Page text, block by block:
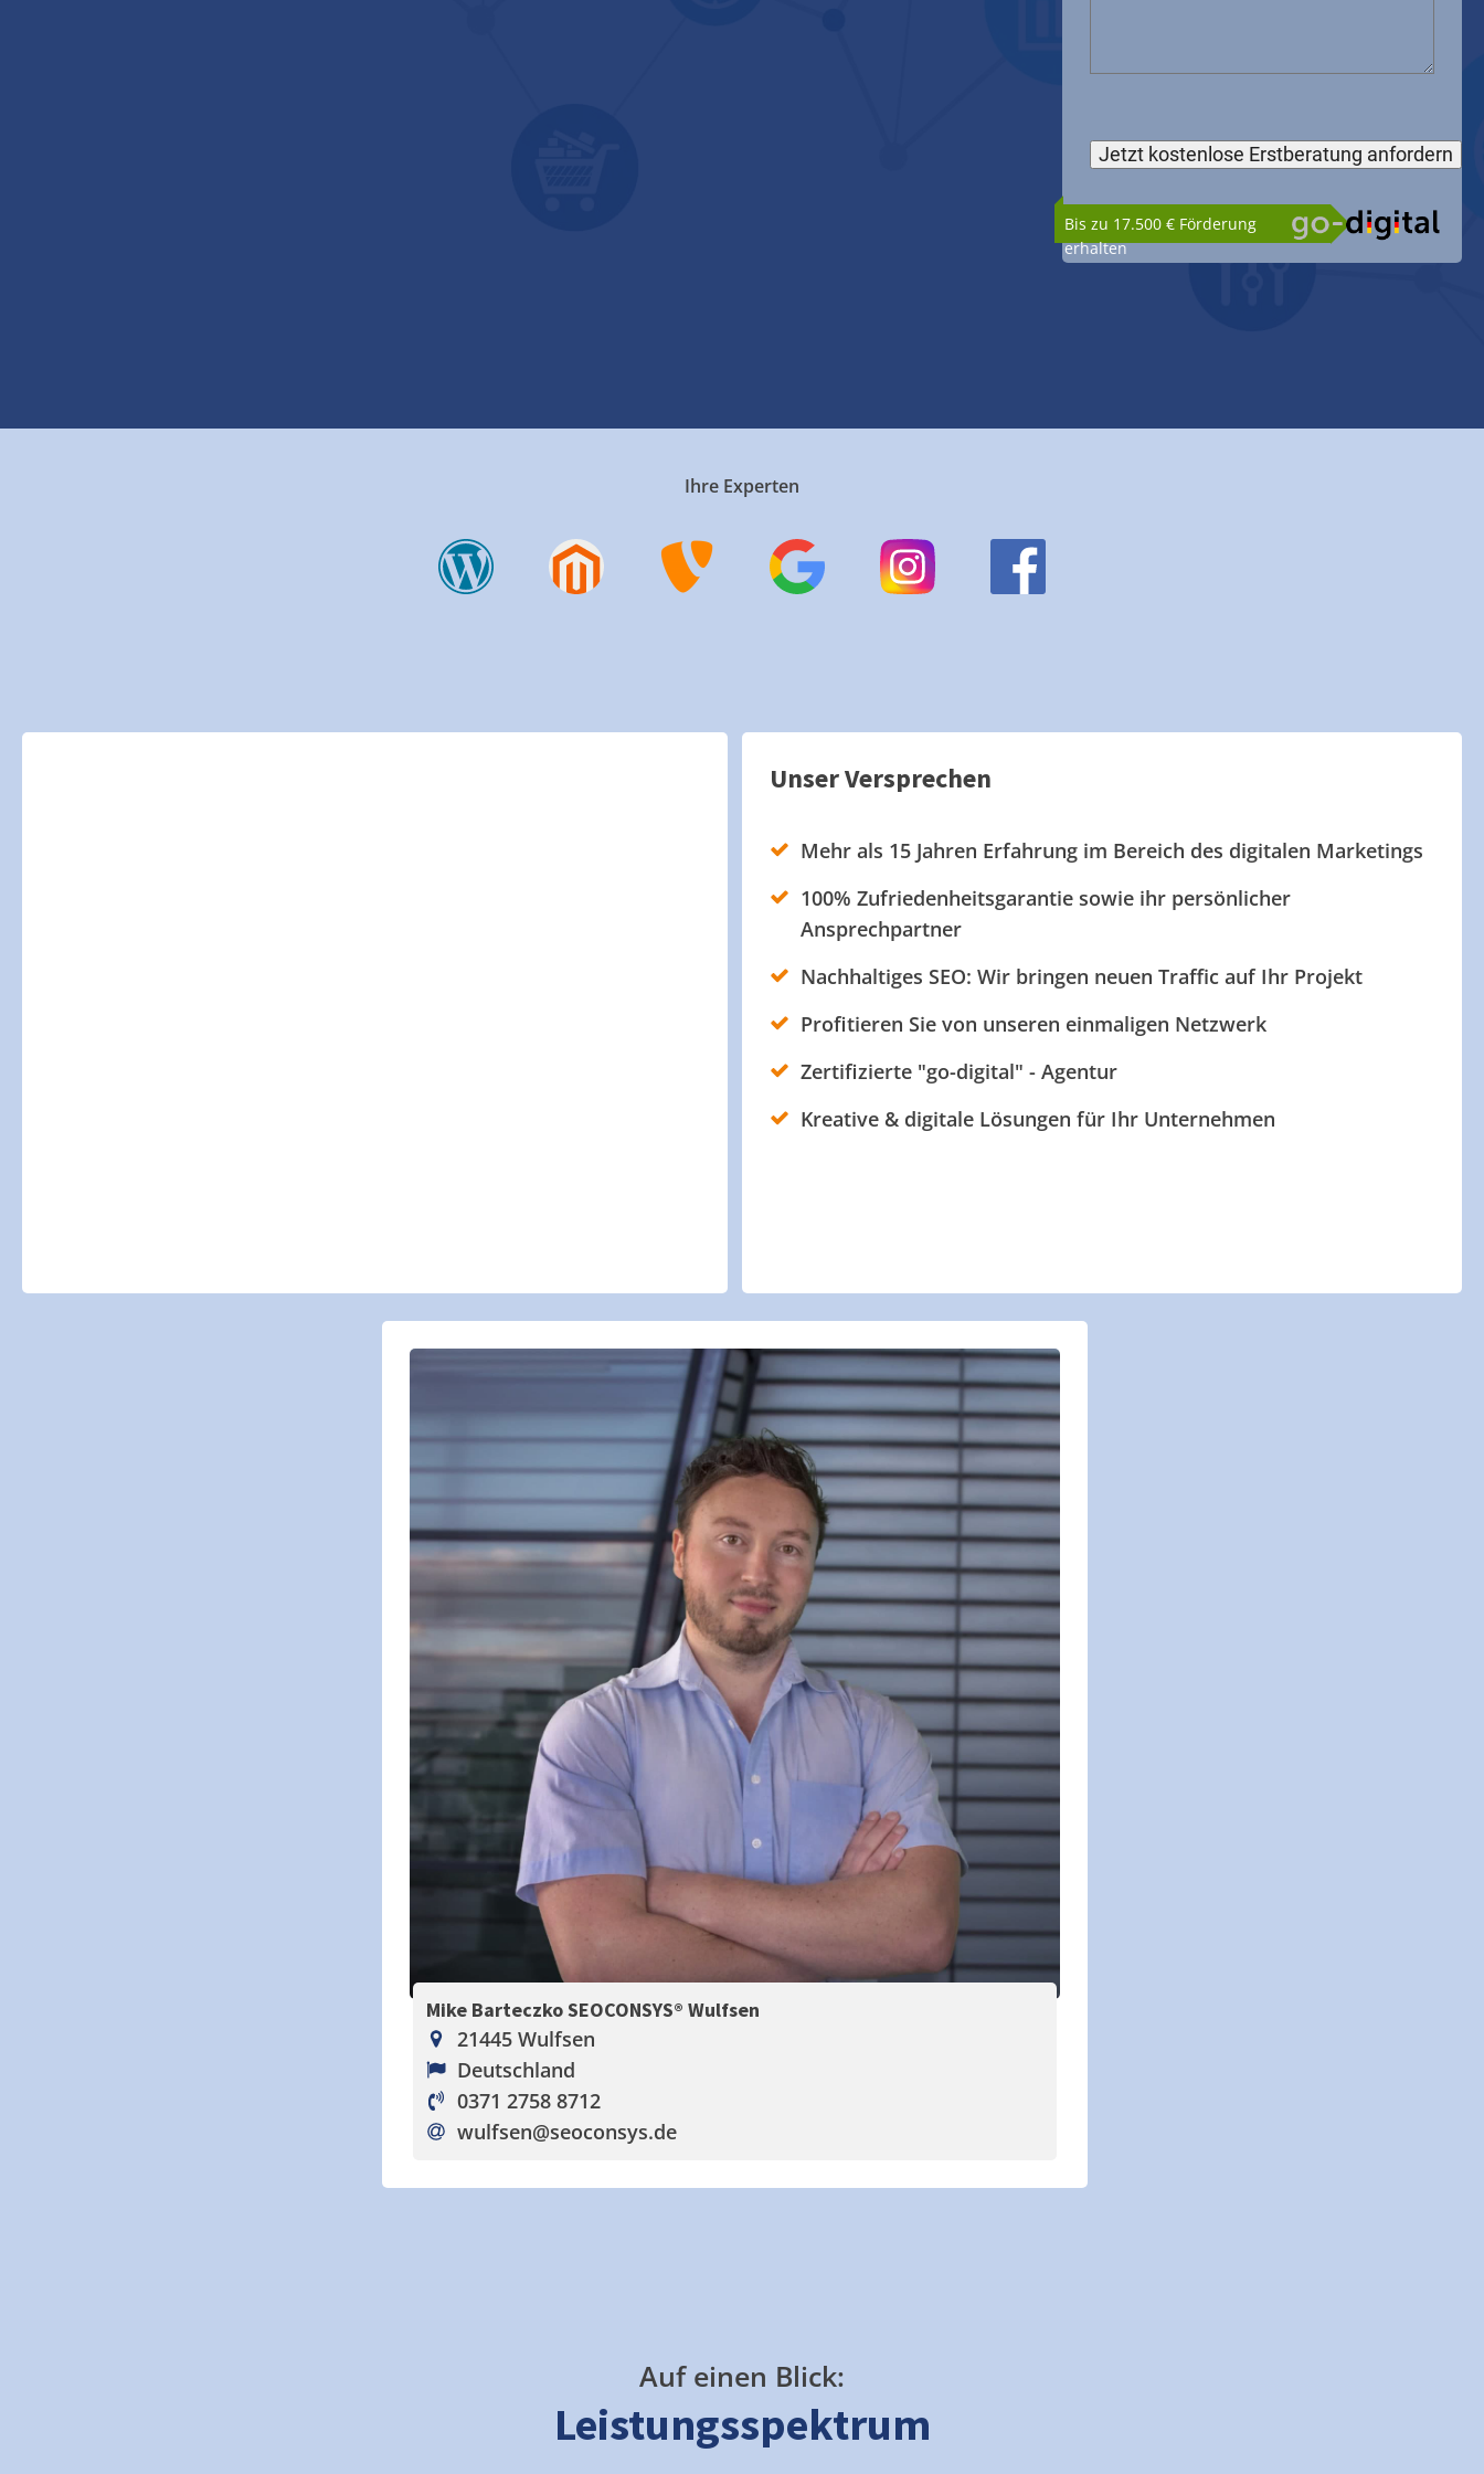
Bis zu 17.500 € Förderung
erhalten
Ihre Experten
Unser Versprechen
Mehr als 15 Jahren Erfahrung im Bereich des digitalen Marketings
100% Zufriedenheitsgarantie sowie ihr persönlicher
Ansprechpartner
Nachhaltiges SEO: Wir bringen neuen Traffic auf Ihr Projekt
Profitieren Sie von unseren einmaligen Netzwerk
Zertifizierte "go-digital" - Agentur
Kreative & digitale Lösungen für Ihr Unternehmen
Mike Barteczko SEOCONSYS® Wulfsen
21445 Wulfsen
Deutschland
0371 2758 8712
wulfsen@seoconsys.de
Auf einen Blick:
Leistungsspektrum